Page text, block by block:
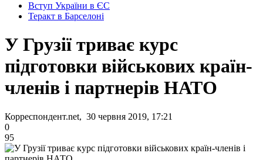
Вступ України в ЄС
Теракт в Барселоні
У Грузії триває курс
підготовки військових країн-
членів і партнерів НАТО
Корреспондент.net, 30 червня 2019, 17:21
0
95